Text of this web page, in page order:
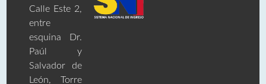
Calle Este 2,
entre
esquina Dr.
Paúl y
Salvador de
León, Torre